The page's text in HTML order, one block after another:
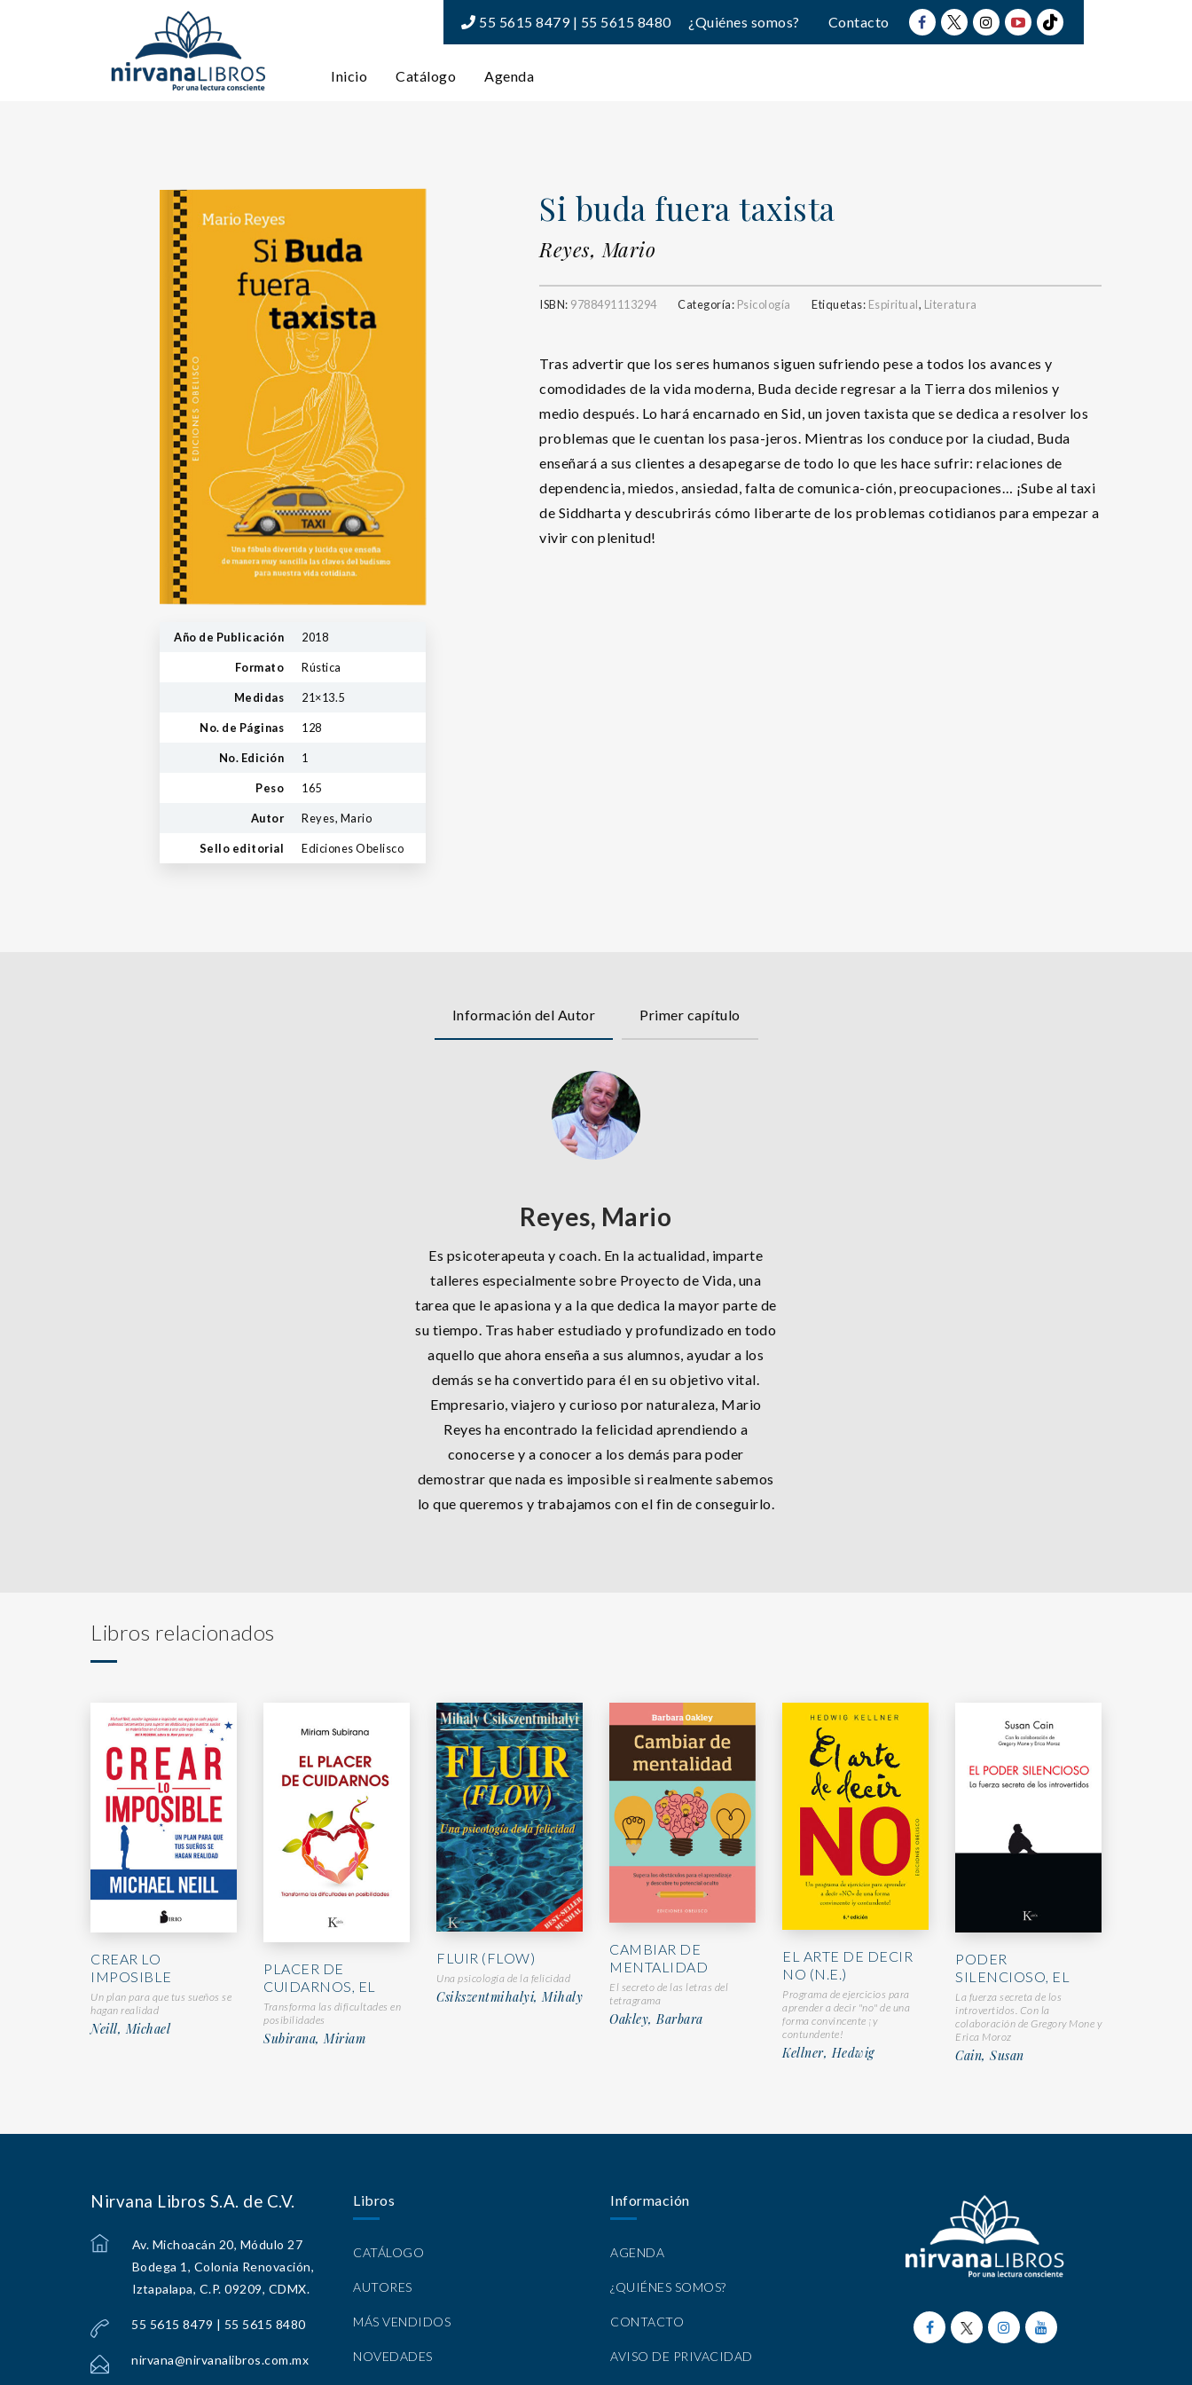
55 5615 8479 | 55 5615 8480 ¿Quiénes somos? Contacto
Inicio Catálogo Agenda
Año de Publicación 2018
Formato Rústica
Medidas 21×13.5
No. de Páginas 128
No. Edición 1
Peso 165
Autor Reyes, Mario
Sello editorial Ediciones Obelisco
Si buda fuera taxista
Reyes, Mario
ISBN: 9788491113294 Categoría: Psicología Etiquetas: Espiritual, Literatura
Tras advertir que los seres humanos siguen sufriendo pese a todos los avances y
comodidades de la vida moderna, Buda decide regresar a la Tierra dos milenios y
medio después. Lo hará encarnado en Sid, un joven taxista que se dedica a resolver los
problemas que le cuentan los pasa-jeros. Mientras los conduce por la ciudad, Buda
enseñará a sus clientes a desapegarse de todo lo que les hace sufrir: relaciones de
dependencia, miedos, ansiedad, falta de comunica-ción, preocupaciones… ¡Sube al taxi
de Siddharta y descubrirás cómo liberarte de los problemas cotidianos para empezar a
vivir con plenitud!
Información del Autor Primer capítulo
Reyes, Mario
Es psicoterapeuta y coach. En la actualidad, imparte
talleres especialmente sobre Proyecto de Vida, una
tarea que le apasiona y a la que dedica la mayor parte de
su tiempo. Tras haber estudiado y profundizado en todo
aquello que ahora enseña a sus alumnos, ayudar a los
demás se ha convertido para él en su objetivo vital.
Empresario, viajero y curioso por naturaleza, Mario
Reyes ha encontrado la felicidad aprendiendo a
conocerse y a conocer a los demás para poder
demostrar que nada es imposible si realmente sabemos
lo que queremos y trabajamos con el fin de conseguirlo.
Libros relacionados
CREAR LO
IMPOSIBLE
Un plan para que tus sueños se
hagan realidad
Neill, Michael
PLACER DE
CUIDARNOS, EL
Transforma las dificultades en
posibilidades
Subirana, Miriam
FLUIR (FLOW)
Una psicología de la felicidad
Csikszentmihalyi, Mihaly
CAMBIAR DE
MENTALIDAD
El secreto de las letras del
tetragrama
Oakley, Barbara
EL ARTE DE DECIR
NO (N.E.)
Programa de ejercicios para
aprender a decir "no" de una
forma convincente ¡y
contundente!
Kellner, Hedwig
PODER
SILENCIOSO, EL
La fuerza secreta de los
introvertidos. Con la
colaboración de Gregory Mone y
Erica Moroz
Cain, Susan
Nirvana Libros S.A. de C.V.
Av. Michoacán 20, Módulo 27
Bodega 1, Colonia Renovación,
Iztapalapa, C.P. 09209, CDMX.
55 5615 8479 | 55 5615 8480
nirvana@nirvanalibros.com.mx
Libros
CATÁLOGO
AUTORES
MÁS VENDIDOS
NOVEDADES
Información
AGENDA
¿QUIÉNES SOMOS?
CONTACTO
AVISO DE PRIVACIDAD